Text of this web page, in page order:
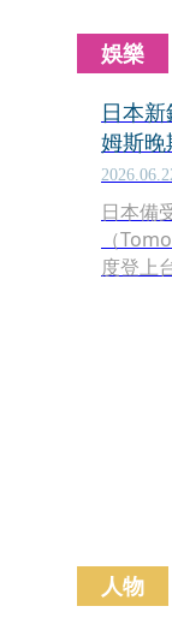
娛樂
日本新
姆斯
日本備
（
度登上
人物